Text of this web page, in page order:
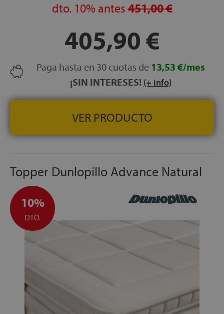
+/- 4 cm
dto. 10% antes451,00 €
405,90 €
Paga hasta en 30 cuotas de 13,53 €/mes
¡SIN INTERESES! (+ info)
VER PRODUCTO
Topper Dunlopillo Advance Natural
10%
DTO.